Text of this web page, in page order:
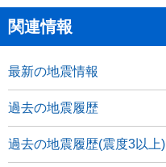
関連情報
最新の地震情報
過去の地震履歴
過去の地震履歴(震度3以上)